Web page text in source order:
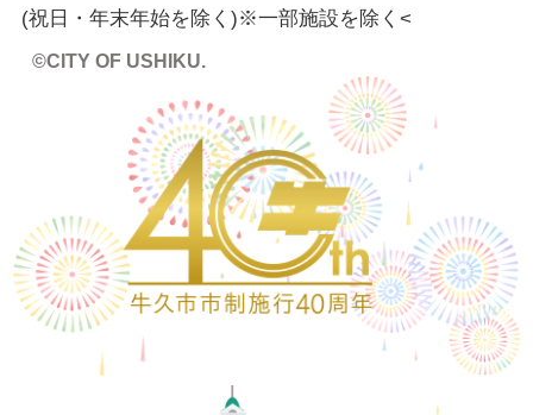
(祝日・年末年始を除く)※一部施設を除く <
©CITY OF USHIKU.